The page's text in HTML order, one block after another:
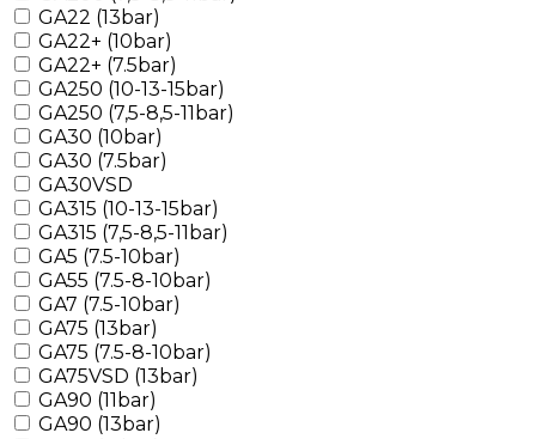
GA22 (13bar)
GA22+ (10bar)
GA22+ (7.5bar)
GA250 (10-13-15bar)
GA250 (7,5-8,5-11bar)
GA30 (10bar)
GA30 (7.5bar)
GA30VSD
GA315 (10-13-15bar)
GA315 (7,5-8,5-11bar)
GA5 (7.5-10bar)
GA55 (7.5-8-10bar)
GA7 (7.5-10bar)
GA75 (13bar)
GA75 (7.5-8-10bar)
GA75VSD (13bar)
GA90 (11bar)
GA90 (13bar)